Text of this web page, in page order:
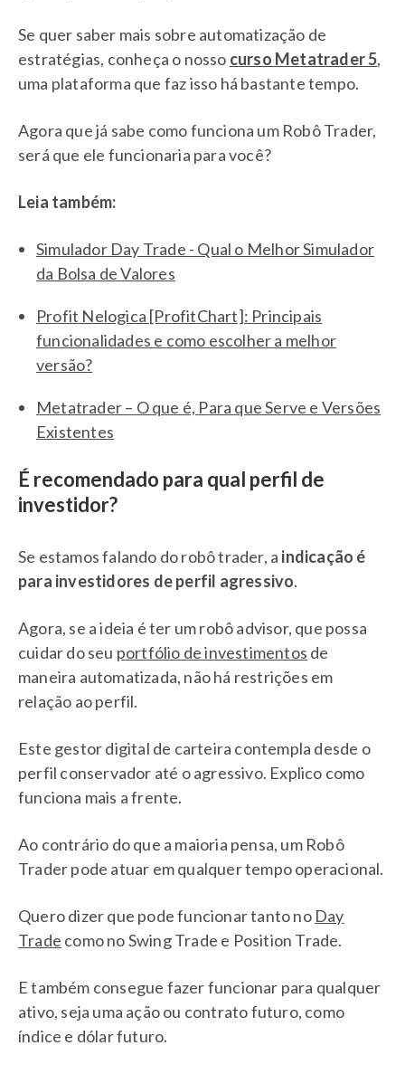
Se quer saber mais sobre automatização de
estratégias, conheça o nosso curso Metatrader 5,
uma plataforma que faz isso há bastante tempo.
Agora que já sabe como funciona um Robô Trader,
será que ele funcionaria para você?
Leia também:
Simulador Day Trade - Qual o Melhor Simulador
da Bolsa de Valores
Profit Nelogica [ProfitChart]: Principais
funcionalidades e como escolher a melhor
versão?
Metatrader – O que é, Para que Serve e Versões
Existentes
É recomendado para qual perfil de
investidor?
Se estamos falando do robô trader, a indicação é
para investidores de perfil agressivo.
Agora, se a ideia é ter um robô advisor, que possa
cuidar do seu portfólio de investimentos de
maneira automatizada, não há restrições em
relação ao perfil.
Este gestor digital de carteira contempla desde o
perfil conservador até o agressivo. Explico como
funciona mais a frente.
Ao contrário do que a maioria pensa, um Robô
Trader pode atuar em qualquer tempo operacional.
Quero dizer que pode funcionar tanto no Day
Trade como no Swing Trade e Position Trade.
E também consegue fazer funcionar para qualquer
ativo, seja uma ação ou contrato futuro, como
índice e dólar futuro.